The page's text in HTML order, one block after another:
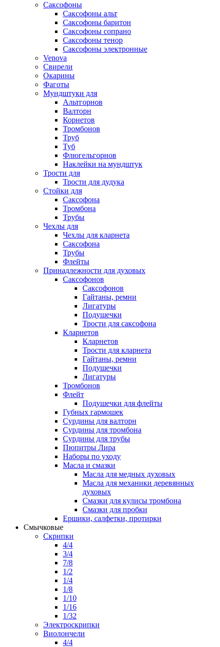
Саксофоны
Саксофоны альт
Саксофоны баритон
Саксофоны сопрано
Саксофоны тенор
Саксофоны электронные
Venova
Свирели
Окарины
Фаготы
Мундштуки для
Альтгорнов
Валторн
Корнетов
Тромбонов
Труб
Туб
Флюгельгорнов
Наклейки на мундштук
Трости для
Трости для дудука
Стойки для
Саксофона
Тромбона
Трубы
Чехлы для
Чехлы для кларнета
Саксофона
Трубы
Флейты
Принадлежности для духовых
Саксофонов
Саксофонов
Гайтаны, ремни
Лигатуры
Подушечки
Трости для саксофона
Кларнетов
Кларнетов
Трости для кларнета
Гайтаны, ремни
Подушечки
Лигатуры
Тромбонов
Флейт
Подушечки для флейты
Губных гармошек
Сурдины для валторн
Сурдины для тромбона
Сурдины для трубы
Пюпитры Лира
Наборы по уходу
Масла и смазки
Масла для медных духовых
Масла для механики деревянных
духовых
Смазки для кулисы тромбона
Смазки для пробки
Ершики, салфетки, протирки
Смычковые
Скрипки
4/4
3/4
7/8
1/2
1/4
1/8
1/10
1/16
1/32
Электроскрипки
Виолончели
4/4